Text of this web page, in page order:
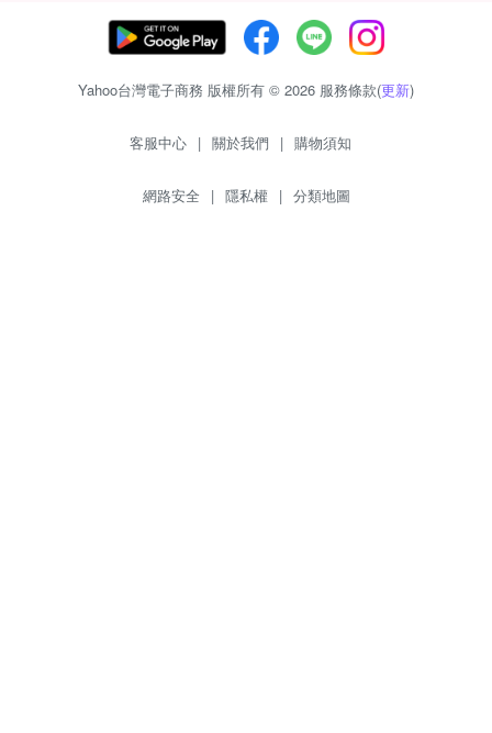
Yahoo台灣電子商務 版權所有 © 2026 服務條款(更新)
客服中心 | 關於我們 | 購物須知
網路安全 | 隱私權 | 分類地圖